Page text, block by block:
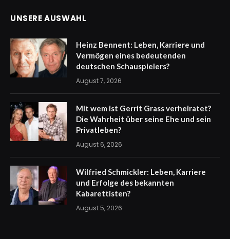
UNSERE AUSWAHL
Heinz Bennent: Leben, Karriere und
Vermögen eines bedeutenden
deutschen Schauspielers?
August 7, 2026
Mit wem ist Gerrit Grass verheiratet?
Die Wahrheit über seine Ehe und sein
Privatleben?
August 6, 2026
Wilfried Schmickler: Leben, Karriere
und Erfolge des bekannten
Kabarettisten?
August 5, 2026